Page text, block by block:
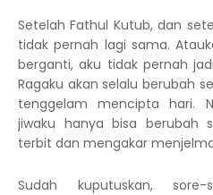
Setelah Fathul Kutub, dan
tidak pernah lagi sama.
berganti, aku tidak pernah
Ragaku akan selalu berubah
tenggelam mencipta hari.
jiwaku hanya bisa berubah
terbit dan mengakar
Sudah kuputuskan,